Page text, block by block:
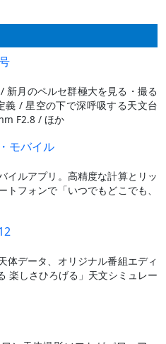
新月のペルセ群極大を見る・撮る
義 / 星空の下で深呼吸する天文台
F2.8 / ほか
モバイル
イルアプリ。高精度な計算とリッ
トフォンで「いつでもどこでも、
体データ、オリジナル番組エディ
楽しさひろげる」天文シミュレー